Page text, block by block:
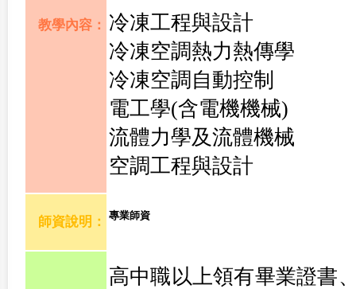
教學內容：
冷凍工程與設計
冷凍空調熱力熱傳學
冷凍空調自動控制
電工學(含電機機械)
流體力學及流體機械
空調工程與設計
師資說明： 專業師資
高中職以上領有畢業證書